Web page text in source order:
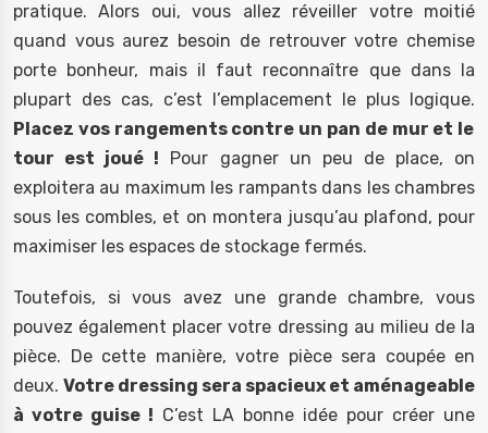
pratique. Alors oui, vous allez réveiller votre moitié
quand vous aurez besoin de retrouver votre chemise
porte bonheur, mais il faut reconnaître que dans la
plupart des cas, c’est l’emplacement le plus logique.
Placez vos rangements contre un pan de mur et le
tour est joué ! Pour gagner un peu de place, on
exploitera au maximum les rampants dans les chambres
sous les combles, et on montera jusqu’au plafond, pour
maximiser les espaces de stockage fermés.
Toutefois, si vous avez une grande chambre, vous
pouvez également placer votre dressing au milieu de la
pièce. De cette manière, votre pièce sera coupée en
deux. Votre dressing sera spacieux et aménageable
à votre guise ! C’est LA bonne idée pour créer une